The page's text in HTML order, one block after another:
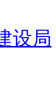
设局